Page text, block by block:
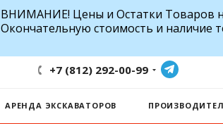
ВНИМАНИЕ! Цены и Остатки Товаров
Окончательную стоимость и наличие
+7 (812) 292-00-99
АРЕНДА ЭКСКАВАТОРОВ